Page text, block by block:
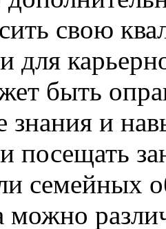
свою
для
быть
знания и
посещать
семейных
можно